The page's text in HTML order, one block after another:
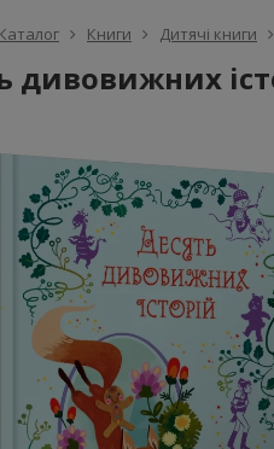
Каталог Книги Дитячі книги
дивовижних